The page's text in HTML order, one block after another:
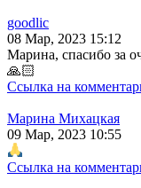
goodlic
08 Мар, 2023 15:12
Марина, спасибо за
🙏🏻
Ссылка на
Марина Михацкая
09 Мар, 2023 10:55
Ссылка на